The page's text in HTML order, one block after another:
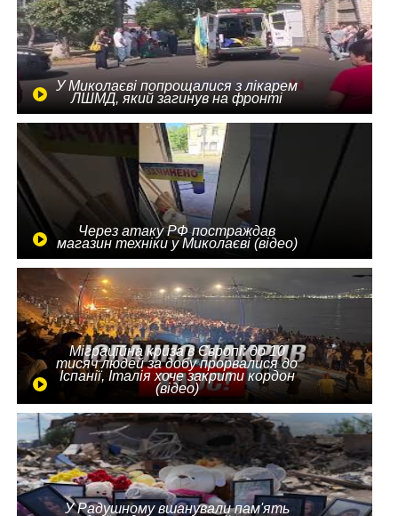
У Миколаєві попрощалися з лікарем
ЛШМД, який загинув на фронті
Через атаку РФ постраждав
магазин техніки у Миколаєві (відео)
Міграційна криза в Європі: до 10
тисяч людей за добу прорвалися до
Іспанії, Італія хоче закрити кордон
(відео)
У Радушному вшанували пам'ять